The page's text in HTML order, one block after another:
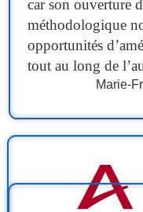
car son ouverture
méthodologique
opportunités
tout au long de
Marie-